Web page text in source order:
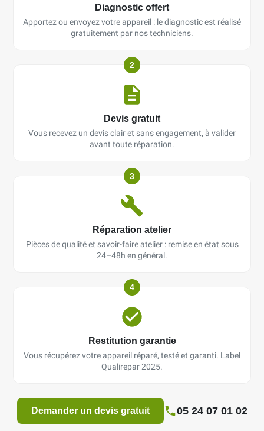
Diagnostic offert
Apportez ou envoyez votre appareil : le diagnostic est réalisé
gratuitement par nos techniciens.
2
Devis gratuit
Vous recevez un devis clair et sans engagement, à valider
avant toute réparation.
3
Réparation atelier
Pièces de qualité et savoir-faire atelier : remise en état sous
24–48h en général.
4
Restitution garantie
Vous récupérez votre appareil réparé, testé et garanti. Label
Qualirepar 2025.
Demander un devis gratuit 05 24 07 01 02